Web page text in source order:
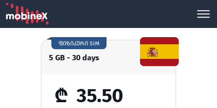
5 GB - 30 days
ფიზიკური SIM
₾ 35.50